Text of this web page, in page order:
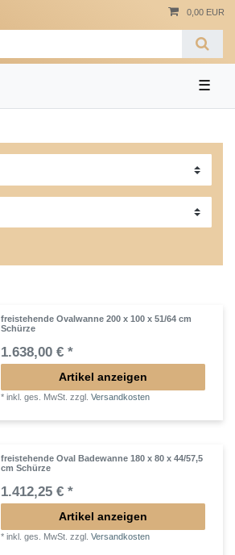
0,00 EUR
☰
freistehende Ovalwanne 200 x 100 x 51/64 cm
Schürze
1.638,00 € *
Artikel anzeigen
*inkl. ges. MwSt. zzgl.Versandkosten
freistehende Oval Badewanne 180 x 80 x 44/57,5
cm Schürze
1.412,25 € *
Artikel anzeigen
*inkl. ges. MwSt. zzgl.Versandkosten